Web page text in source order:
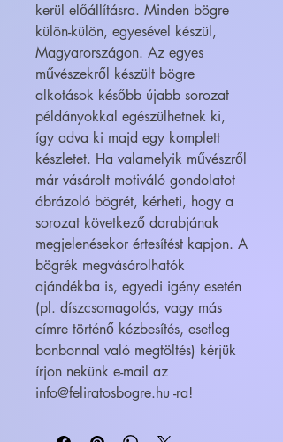
kerül előállításra. Minden bögre
külön-külön, egyesével készül,
Magyarországon. Az egyes
művészekről készült bögre
alkotások később újabb sorozat
példányokkal egészülhetnek ki,
így adva ki majd egy komplett
készletet. Ha valamelyik művészről
már vásárolt motiváló gondolatot
ábrázoló bögrét, kérheti, hogy a
sorozat következő darabjának
megjelenésekor értesítést kapjon. A
bögrék megvásárolhatók
ajándékba is, egyedi igény esetén
(pl. díszcsomagolás, vagy más
címre történő kézbesítés, esetleg
bonbonnal való megtöltés) kérjük
írjon nekünk e-mail az
info@feliratosbogre.hu -ra!